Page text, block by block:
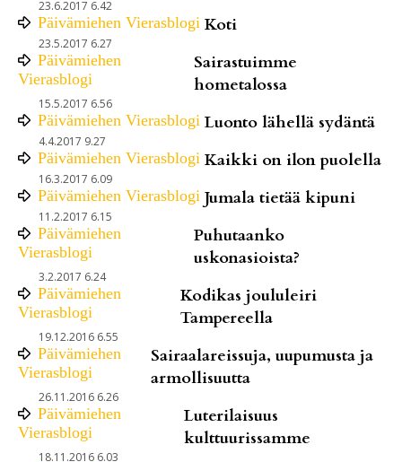
23.6.2017 6.42
Päivämiehen Vierasblogi Koti
23.5.2017 6.27
Päivämiehen
Vierasblogi
Sairastuimme
hometalossa
15.5.2017 6.56
Päivämiehen Vierasblogi Luonto lähellä sydäntä
4.4.2017 9.27
Päivämiehen Vierasblogi Kaikki on ilon puolella
16.3.2017 6.09
Päivämiehen Vierasblogi Jumala tietää kipuni
11.2.2017 6.15
Päivämiehen
Vierasblogi
Puhutaanko
uskonasioista?
3.2.2017 6.24
Päivämiehen
Vierasblogi
Kodikas joululeiri
Tampereella
19.12.2016 6.55
Päivämiehen
Vierasblogi
Sairaalareissuja, uupumusta ja
armollisuutta
26.11.2016 6.26
Päivämiehen
Vierasblogi
Luterilaisuus
kulttuurissamme
18.11.2016 6.03